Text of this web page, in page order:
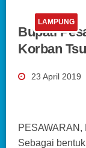
LAMPUNG
Bupati
Korban
23 April 2019
Sebagai